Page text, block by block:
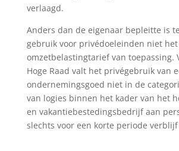
verlaagd.
Anders dan de eigenaar bepleitte is
gebruik voor privédoeleinden niet
omzetbelastingtarief van toepassing.
Hoge Raad valt het privégebruik van
ondernemingsgoed niet in de
van logies binnen het kader van het
en vakantiebestedingsbedrijf aan
slechts voor een korte periode verblijf